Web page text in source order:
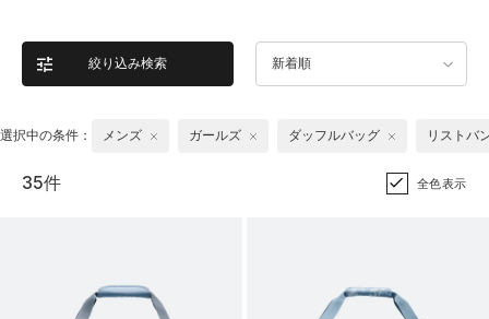
絞り込み検索 新着順
選択中の条件： メンズ ガールズ ダッフルバッグ リストバ
35件 全色表示